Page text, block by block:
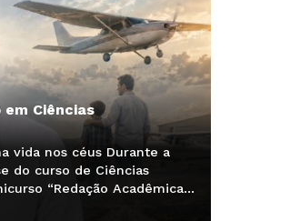
Ciências
vida nos céus Durante a
do curso de Ciências
“Redação Acadêmica –